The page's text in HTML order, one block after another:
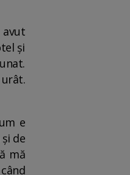
avut
și
e
de
mă